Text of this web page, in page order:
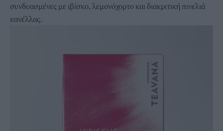
συνδυασμένες με ιβίσκο, λεμονόχορτο και διακριτική πινελιά
κανέλλας.